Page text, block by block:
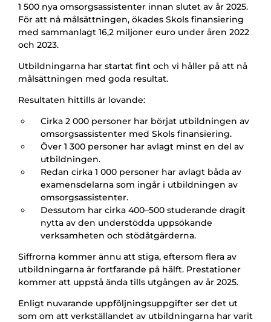
1 500 nya omsorgsassistenter innan slutet av år 2025.
För att nå målsättningen, ökades Skols finansiering
med sammanlagt 16,2 miljoner euro under åren 2022
och 2023.
Utbildningarna har startat fint och vi håller på att nå
målsättningen med goda resultat.
Resultaten hittills är lovande:
Cirka 2 000 personer har börjat utbildningen av
omsorgsassistenter med Skols finansiering.
Över 1 300 personer har avlagt minst en del av
utbildningen.
Redan cirka 1 000 personer har avlagt båda av
examensdelarna som ingår i utbildningen av
omsorgsassistenter.
Dessutom har cirka 400–500 studerande dragit
nytta av den understödda uppsökande
verksamheten och stödåtgärderna.
Siffrorna kommer ännu att stiga, eftersom flera av
utbildningarna är fortfarande på hälft. Prestationer
kommer att uppstå ända tills utgången av år 2025.
Enligt nuvarande uppföljningsuppgifter ser det ut
som om att verkställandet av utbildningarna har varit